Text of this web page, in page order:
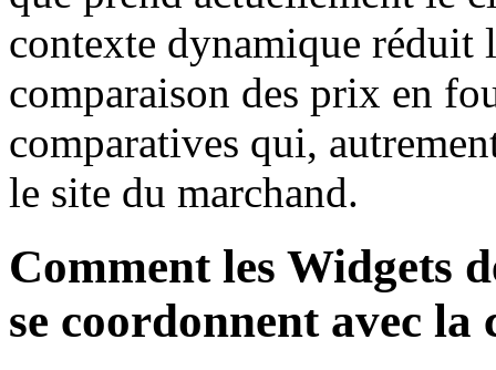
contexte dynamique réduit
comparaison des prix en
comparatives qui,
le site du marchand.
Comment les Widgets
se coordonnent avec